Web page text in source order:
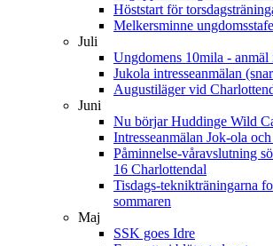
Höststart för
Melkersminne
Juli
Ungdomens 10mila - anmäl
Jukola intresseanmälan
Augustiläger vid
Juni
Nu börjar Huddinge Wild
Intresseanmälan Jok-ola
Påminnelse-våravslutning
16 Charlottendal
Tisdags-teknikträningarna
sommaren
Maj
SSK goes Idre